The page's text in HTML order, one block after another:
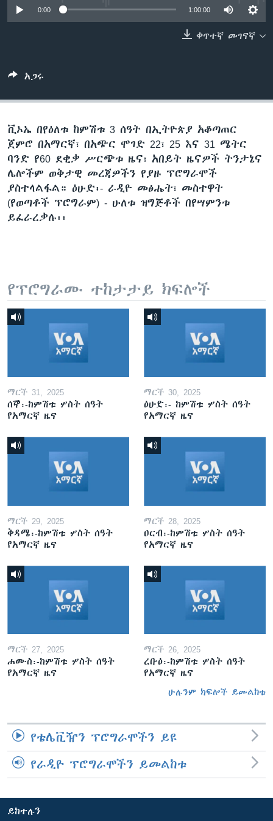
0:00 1:00:00
ቀጥተኛ መገናኛ
አጋሩ
ቪኦኤ በየዕለቱ ከምሽቱ 3 ሰዓት በኢትዮጵያ አቆጣጠር
ጀምሮ በአማርኛ፣ በአጭር ሞገድ 22፣ 25 እና 31 ሜትር
ባንድ የ60 ደቂቃ ሥርጭቱ ዜና፣ አበይት ዜናዎች ትንታኔና
ሌሎችም ወቅታዊ መረጃዎችን የያዙ ፕሮግራሞች
ያስተላልፋል። ዕሁድ፡- ራዲዮ መፅሔት፣ መስተዋት
(የወጣቶች ፕሮግራም) - ሁለቱ ዝግጅቶች በየሣምንቱ
ይፈራረቃሉ፡፡
የፕሮግራሙ ተከታታይ ክፍሎች
ማርች 31, 2025
ሰኞ፡-ከምሽቱ ሦስት ሰዓት
የአማርኛ ዜና
ማርች 30, 2025
ዕሁድ፡- ከምሽቱ ሦስት ሰዓት
የአማርኛ ዜና
ማርች 29, 2025
ቅዳሜ፡-ከምሽቱ ሦስት ሰዓት
የአማርኛ ዜና
ማርች 28, 2025
ዐርብ፡-ከምሽቱ ሦስት ሰዓት
የአማርኛ ዜና
ማርች 27, 2025
ሐሙስ፡-ከምሽቱ ሦስት ሰዓት
የአማርኛ ዜና
ማርች 26, 2025
ረቡዕ፡-ከምሽቱ ሦስት ሰዓት
የአማርኛ ዜና
ሁሉንም ክፍሎች ይመልከቱ
የቴሌቪዥን ፕሮግራሞችን ይዩ
የራዲዮ ፕሮግራሞችን ይመልከቱ
ይከተሉን